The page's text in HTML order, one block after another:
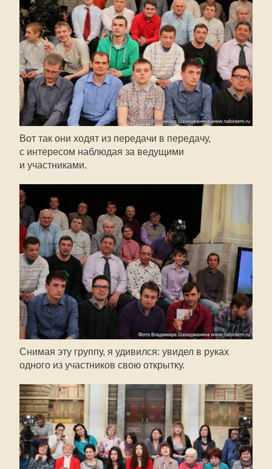
Вот так они ходят из передачи в передачу,
с интересом наблюдая за ведущими
и участниками.
Снимая эту группу, я удивился: увидел в руках
одного из участников свою открытку.